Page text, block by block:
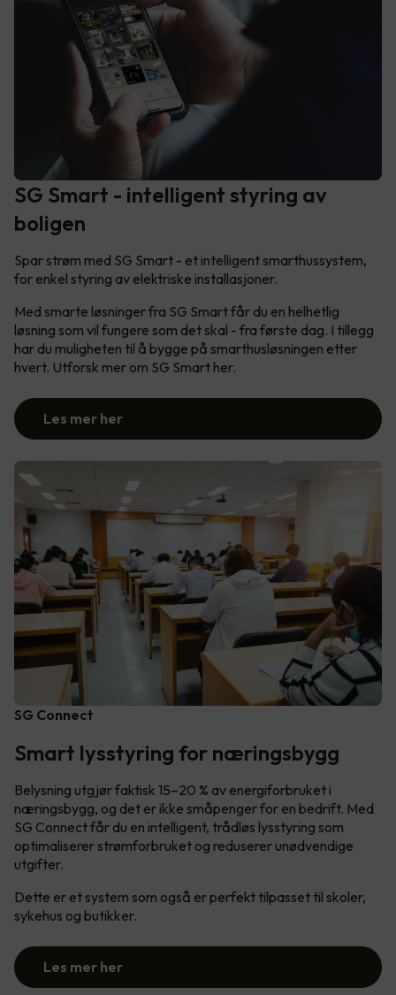
SG Smart - intelligent styring av
boligen
Spar strøm med SG Smart - et intelligent smarthussystem,
for enkel styring av elektriske installasjoner.
Med smarte løsninger fra SG Smart får du en helhetlig
løsning som vil fungere som det skal - fra første dag. I tillegg
har du muligheten til å bygge på smarthusløsningen etter
hvert. Utforsk mer om SG Smart her.
Les mer her
SG Connect
Smart lysstyring for næringsbygg
Belysning utgjør faktisk 15–20 % av energiforbruket i
næringsbygg, og det er ikke småpenger for en bedrift. Med
SG Connect får du en intelligent, trådløs lysstyring som
optimaliserer strømforbruket og reduserer unødvendige
utgifter.
Dette er et system som også er perfekt tilpasset til skoler,
sykehus og butikker.
Les mer her